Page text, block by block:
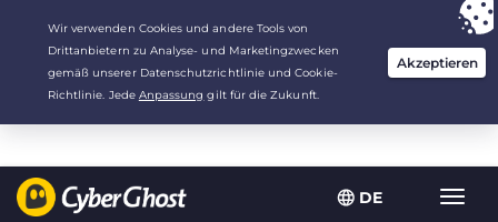
DE
Deine Wahl:Der beste Deal für 2.1666666666667 Jahre zu $
/Monat